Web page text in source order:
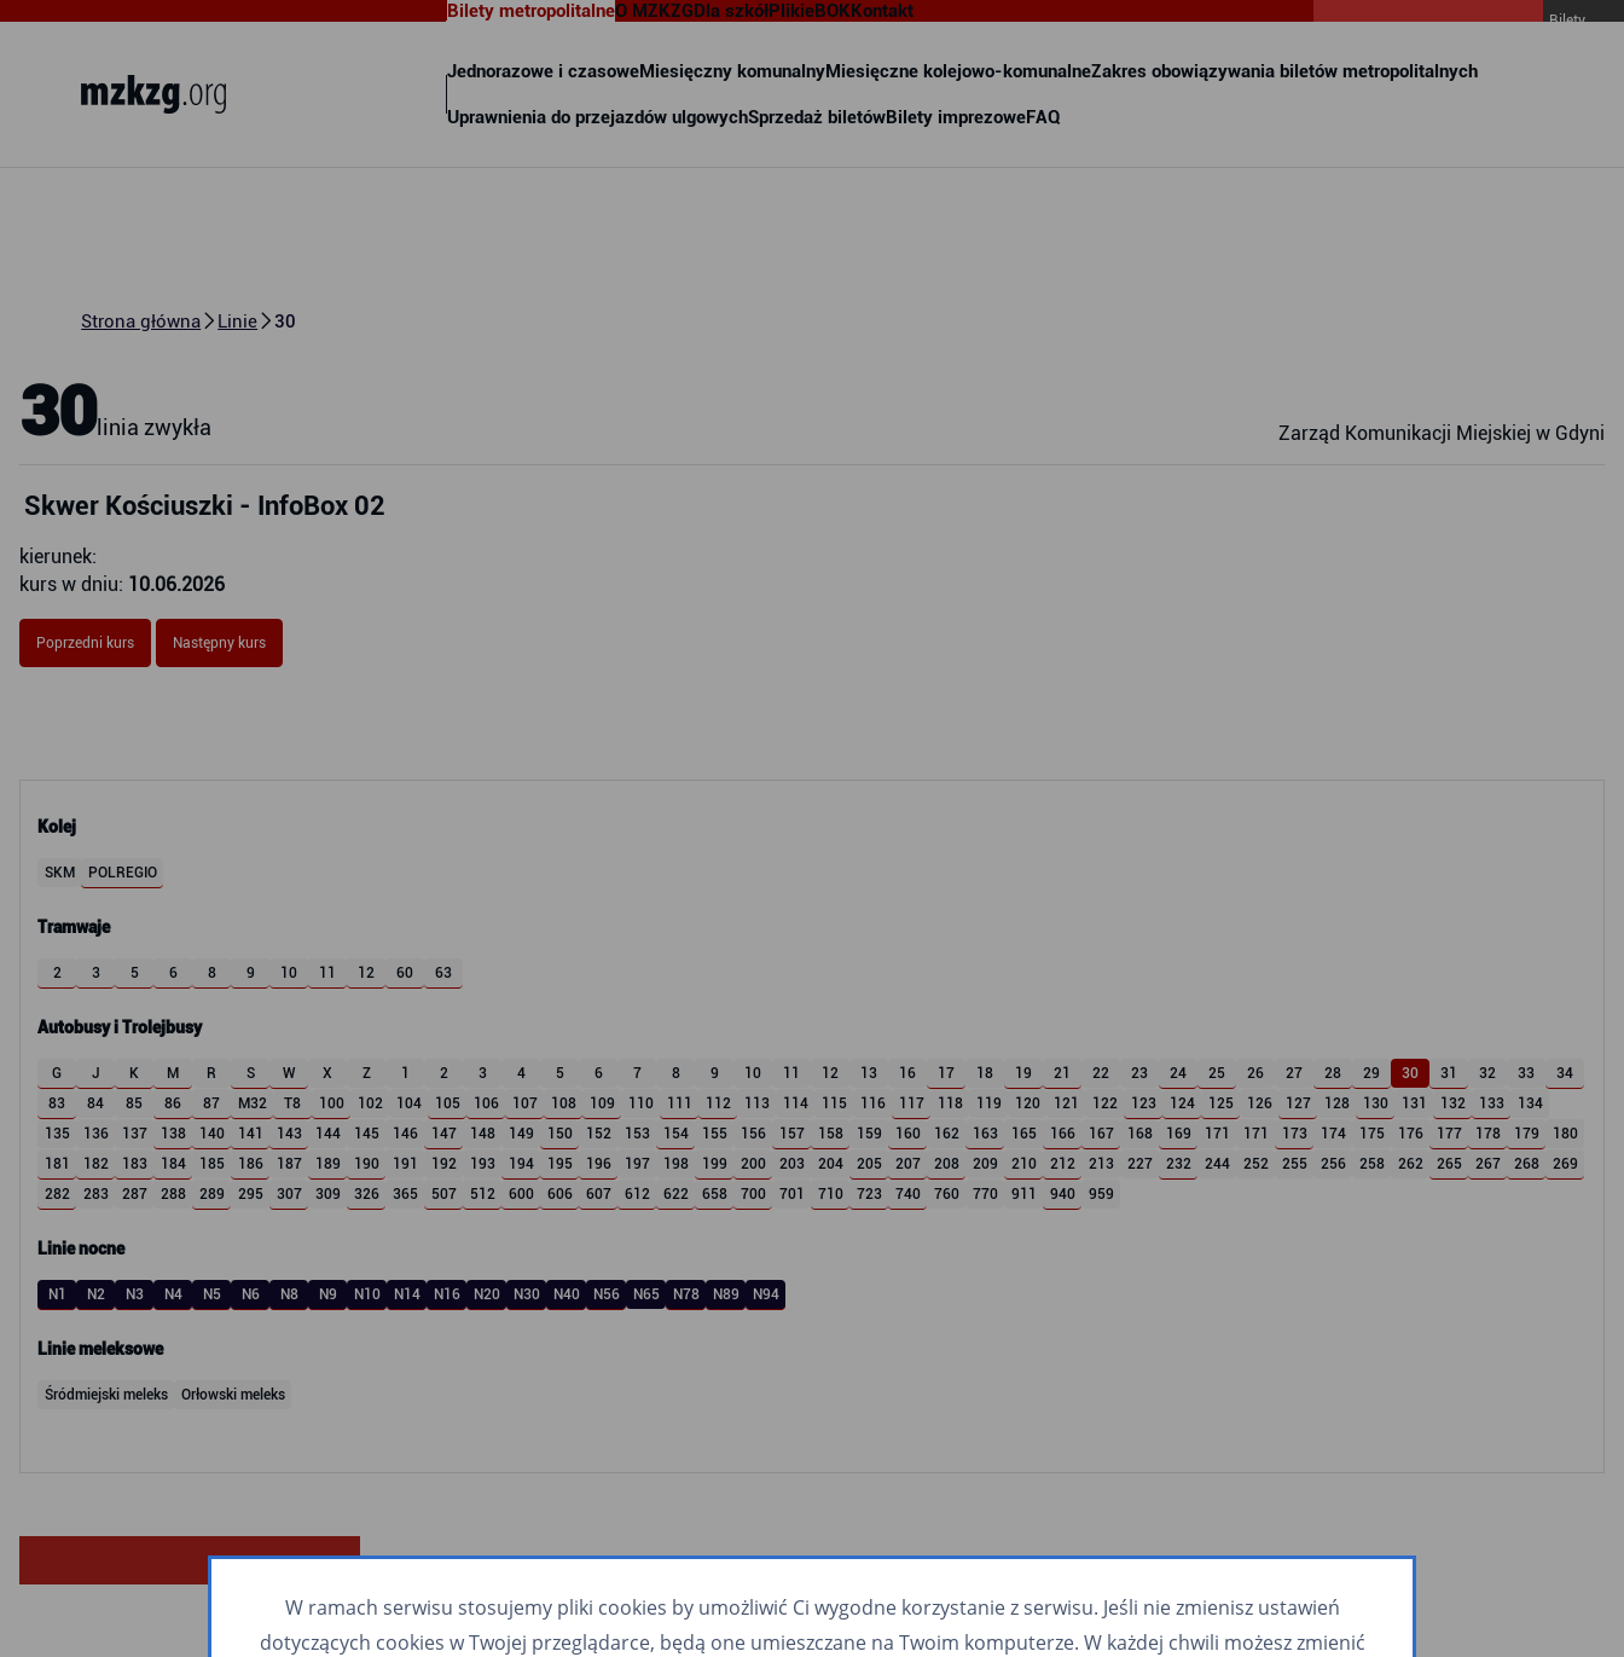
Bilety metropolitalne
Jednorazowe i czasoweMiesięczny komunalnyMiesięczne kolejowo-komunalneZakres obowiązywania biletów metropolitalnych
Uprawnienia do przejazdów ulgowychSprzedaż biletówBilety imprezoweFAQ
O MZKZGDla szkółPlikieBOKKontakt
Bilety
Strona główna Linie 30
Kolej
SKM POLREGIO
Tramwaje
2 3 5 6 8 9 10 11 12 60 63
Autobusy i Trolejbusy
G J K M R S W X Z 1 2 3 4 5 6 7 8 9 10 11 12 13 16 17 18 19 21 22 23 24 25 26 27 28 29 30 31 32 33
34
83
84 85 86 87 M32 T8 100 102 104 105 106 107 108 109 110 111 112 113 114 115 116 117 118 119 120 121 122 123 124 125 126 127 128 130 131 132 133
134
135
136 137 138 140 141 143 144 145 146 147 148 149 150 152 153 154 155 156 157 158 159 160 162 163 165 166 167 168 169 171 171 173 174 175 176 177 178 179
180
181
182 183 184 185 186 187 189 190 191 192 193 194 195 196 197 198 199 200 203 204 205 207 208 209 210 212 213 227 232 244 252 255 256 258 262 265 267 268
269
282
283 287 288 289 295 307 309 326 365 507 512 600 606 607 612 622 658 700 701 710 723 740 760 770 911 940 959
Linie nocne
N1 N2 N3 N4 N5 N6 N8 N9 N10 N14 N16 N20 N30 N40 N56 N65 N78 N89 N94
Linie meleksowe
Śródmiejski meleks Orłowski meleks
30linia zwykła Zarząd Komunikacji Miejskiej w Gdyni
Skwer Kościuszki - InfoBox 02
kierunek:
kurs w dniu: 10.06.2026
Poprzedni kurs Następny kurs
W ramach serwisu stosujemy pliki cookies by umożliwić Ci wygodne korzystanie z serwisu. Jeśli nie zmienisz ustawień
dotyczących cookies w Twojej przeglądarce, będą one umieszczane na Twoim komputerze. W każdej chwili możesz zmienić